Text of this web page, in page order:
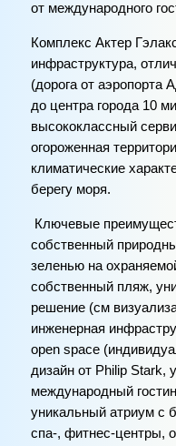
от международного
Комплекс Актер
инфраструктура,
(дорога от аэропорта
до центра города 10
высококлассный
огороженная
климатические
берегу моря.
Ключевые
собственный
зеленью на
собственный пляж,
решение (см
инженерная
open space
дизайн от Philip Stark,
международный
уникальный атриум с
спа-, фитнес-центры,